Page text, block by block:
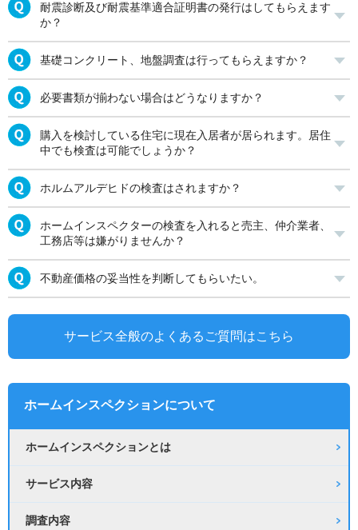
耐震診断及び耐震基準適合証明書の発行はしてもらえます
か？
基礎コンクリート、地盤調査は行ってもらえますか？
必要書類が揃わない場合はどうなりますか？
購入を検討している住宅に現在入居者が居られます。居住
中でも検査は可能でしょうか？
ホルムアルデヒドの検査はされますか？
ホームインスペクターの検査を入れると売主、仲介業者、
工務店等は嫌がりませんか？
不動産価格の妥当性を判断してもらいたい。
サービス全般のよくあるご質問はこちら
ホームインスペクションについて
ホームインスペクションとは
サービス内容
調査内容